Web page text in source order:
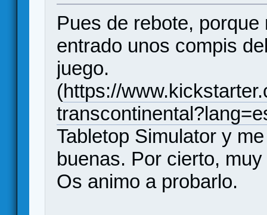
Pues de rebote,
entrado unos compis
juego.
(https://
Tabletop Simulator y
buenas. Por cierto,
Os animo a probarlo.